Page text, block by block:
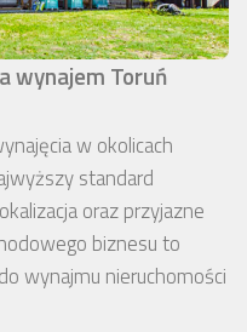
wynajem Toruń
w okolicach
standard
oraz przyjazne
biznesu to
wynajmu nieruchomości